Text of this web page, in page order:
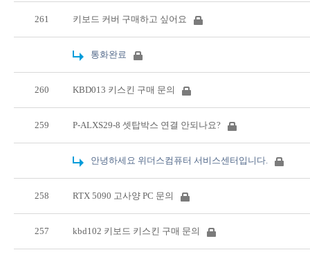
261 키보드 커버 구매하고 싶어요
통화완료
260 KBD013 키스킨 구매 문의
259 P-ALXS29-8 셋탑박스 연결 안되나요?
안녕하세요 위더스컴퓨터 서비스센터입니다.
258 RTX 5090 고사양 PC 문의
257 kbd102 키보드 키스킨 구매 문의